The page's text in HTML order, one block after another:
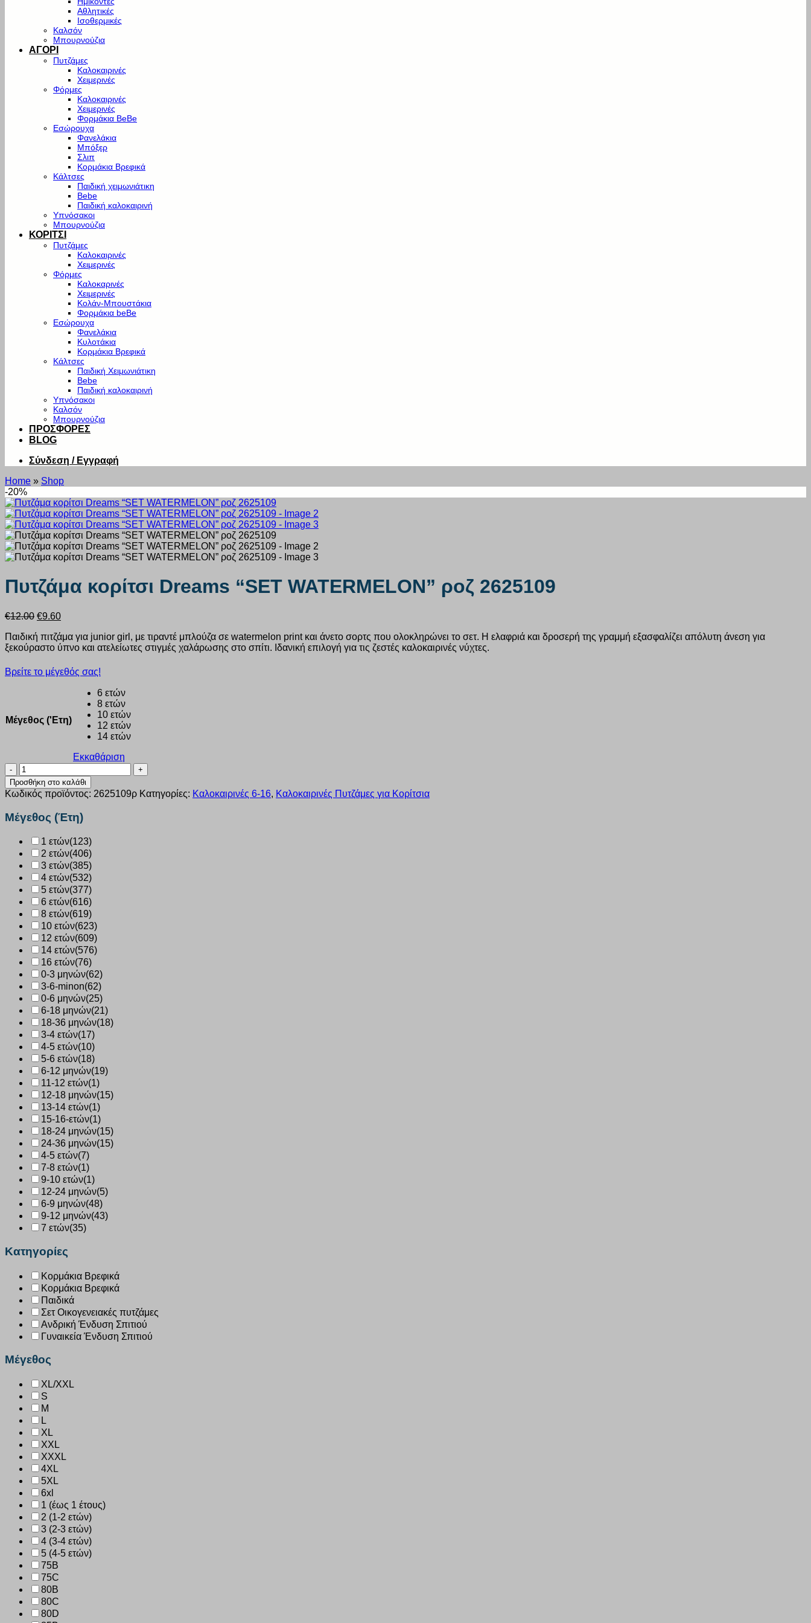
Αθλητικές
Ισοθερμικές
Καλσόν
Μπουρνούζια
ΑΓΟΡΙ
Πυτζάμες
Καλοκαιρινές
Χειμερινές
Φόρμες
Καλοκαιρινές
Χειμερινές
Φορμάκια BeBe
Εσώρουχα
Φανελάκια
Μπόξερ
Σλιπ
Κορμάκια Βρεφικά
Κάλτσες
Παιδική χειμωνιάτικη
Bebe
Παιδική καλοκαιρινή
Υπνόσακοι
Μπουρνούζια
ΚΟΡΙΤΣΙ
Πυτζάμες
Καλοκαιρινές
Χειμερινές
Φόρμες
Καλοκαρινές
Χειμερινές
Κολάν-Μπουστάκια
Φορμάκια beBe
Εσώρουχα
Φανελάκια
Κυλοτάκια
Κορμάκια Βρεφικά
Κάλτσες
Παιδική Χειμωνιάτικη
Bebe
Παιδική καλοκαιρινή
Υπνόσακοι
Καλσόν
Μπουρνούζια
ΠΡΟΣΦΟΡΕΣ
BLOG
Σύνδεση / Εγγραφή
Home » Shop
-20%
Πυτζάμα κορίτσι Dreams “SET WATERMELON” ροζ 2625109
€12.00 Original
was:
€12.00.
€9.60Η
τιμή
είναι:
Παιδική πιτζάμα για junior girl, με τιραντέ μπλούζα σε watermelon print και άνετο σορτς που ολοκληρώνει το σετ. Η ελαφριά και δροσερή της γραμμή εξασφαλίζει απόλυτη άνεση για
ξεκούραστο ύπνο και ατελείωτες στιγμές χαλάρωσης στο σπίτι. Ιδανική επιλογή για τις ζεστές καλοκαιρινές νύχτες.
Βρείτε το μέγεθός σας!
Μέγεθος ('Ετη)
6 ετών
8 ετών
10 ετών
12 ετών
14 ετών
Εκκαθάριση
Πυτζάμα
κορίτσι
Dreams
“SET
WATERMELON”
ροζ
ποσότητα
Προσθήκη στο καλάθι
Κωδικός προϊόντος: 2625109ρ Κατηγορίες: Καλοκαιρινές 6-16, Καλοκαιρινές Πυτζάμες για Κορίτσια
Μέγεθος (Έτη)
1 ετών(123)
2 ετών(406)
3 ετών(385)
4 ετών(532)
5 ετών(377)
6 ετών(616)
8 ετών(619)
10 ετών(623)
12 ετών(609)
14 ετών(576)
16 ετών(76)
0-3 μηνών(62)
3-6-minon(62)
0-6 μηνών(25)
6-18 μηνών(21)
18-36 μηνών(18)
3-4 ετών(17)
4-5 ετών(10)
5-6 ετών(18)
6-12 μηνών(19)
11-12 ετών(1)
12-18 μηνών(15)
13-14 ετών(1)
15-16-ετών(1)
18-24 μηνών(15)
24-36 μηνών(15)
4-5 ετών(7)
7-8 ετών(1)
9-10 ετών(1)
12-24 μηνών(5)
6-9 μηνών(48)
9-12 μηνών(43)
7 ετών(35)
Κατηγορίες
Κορμάκια Βρεφικά
Κορμάκια Βρεφικά
Παιδικά
Σετ Οικογενειακές πυτζάμες
Ανδρική Ένδυση Σπιτιού
Γυναικεία Ένδυση Σπιτιού
Μέγεθος
XL/XXL
S
M
L
XL
XXL
XXXL
4XL
5XL
6xl
1 (έως 1 έτους)
2 (1-2 ετών)
3 (2-3 ετών)
4 (3-4 ετών)
5 (4-5 ετών)
75B
75C
80B
80C
80D